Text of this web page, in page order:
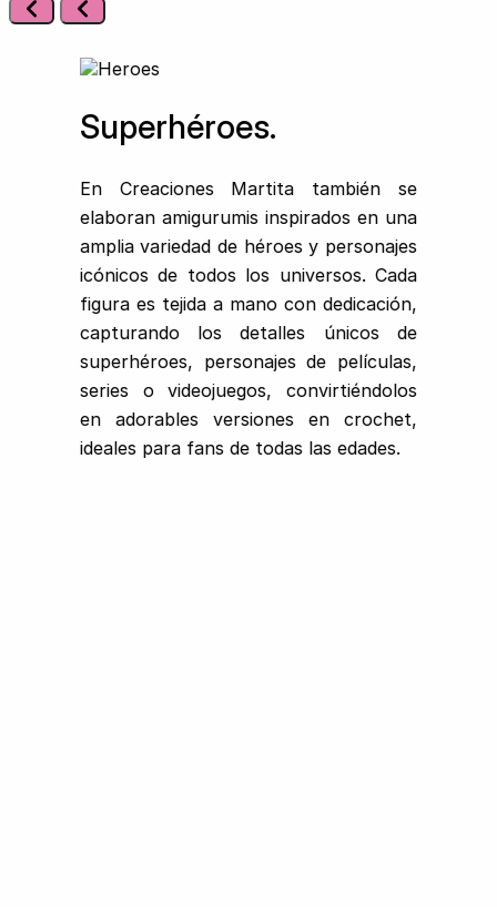
Superhéroes.
En Creaciones Martita también se
elaboran amigurumis inspirados en una
amplia variedad de héroes y personajes
icónicos de todos los universos. Cada
figura es tejida a mano con dedicación,
capturando los detalles únicos de
superhéroes, personajes de películas,
series o videojuegos, convirtiéndolos
en adorables versiones en crochet,
ideales para fans de todas las edades.